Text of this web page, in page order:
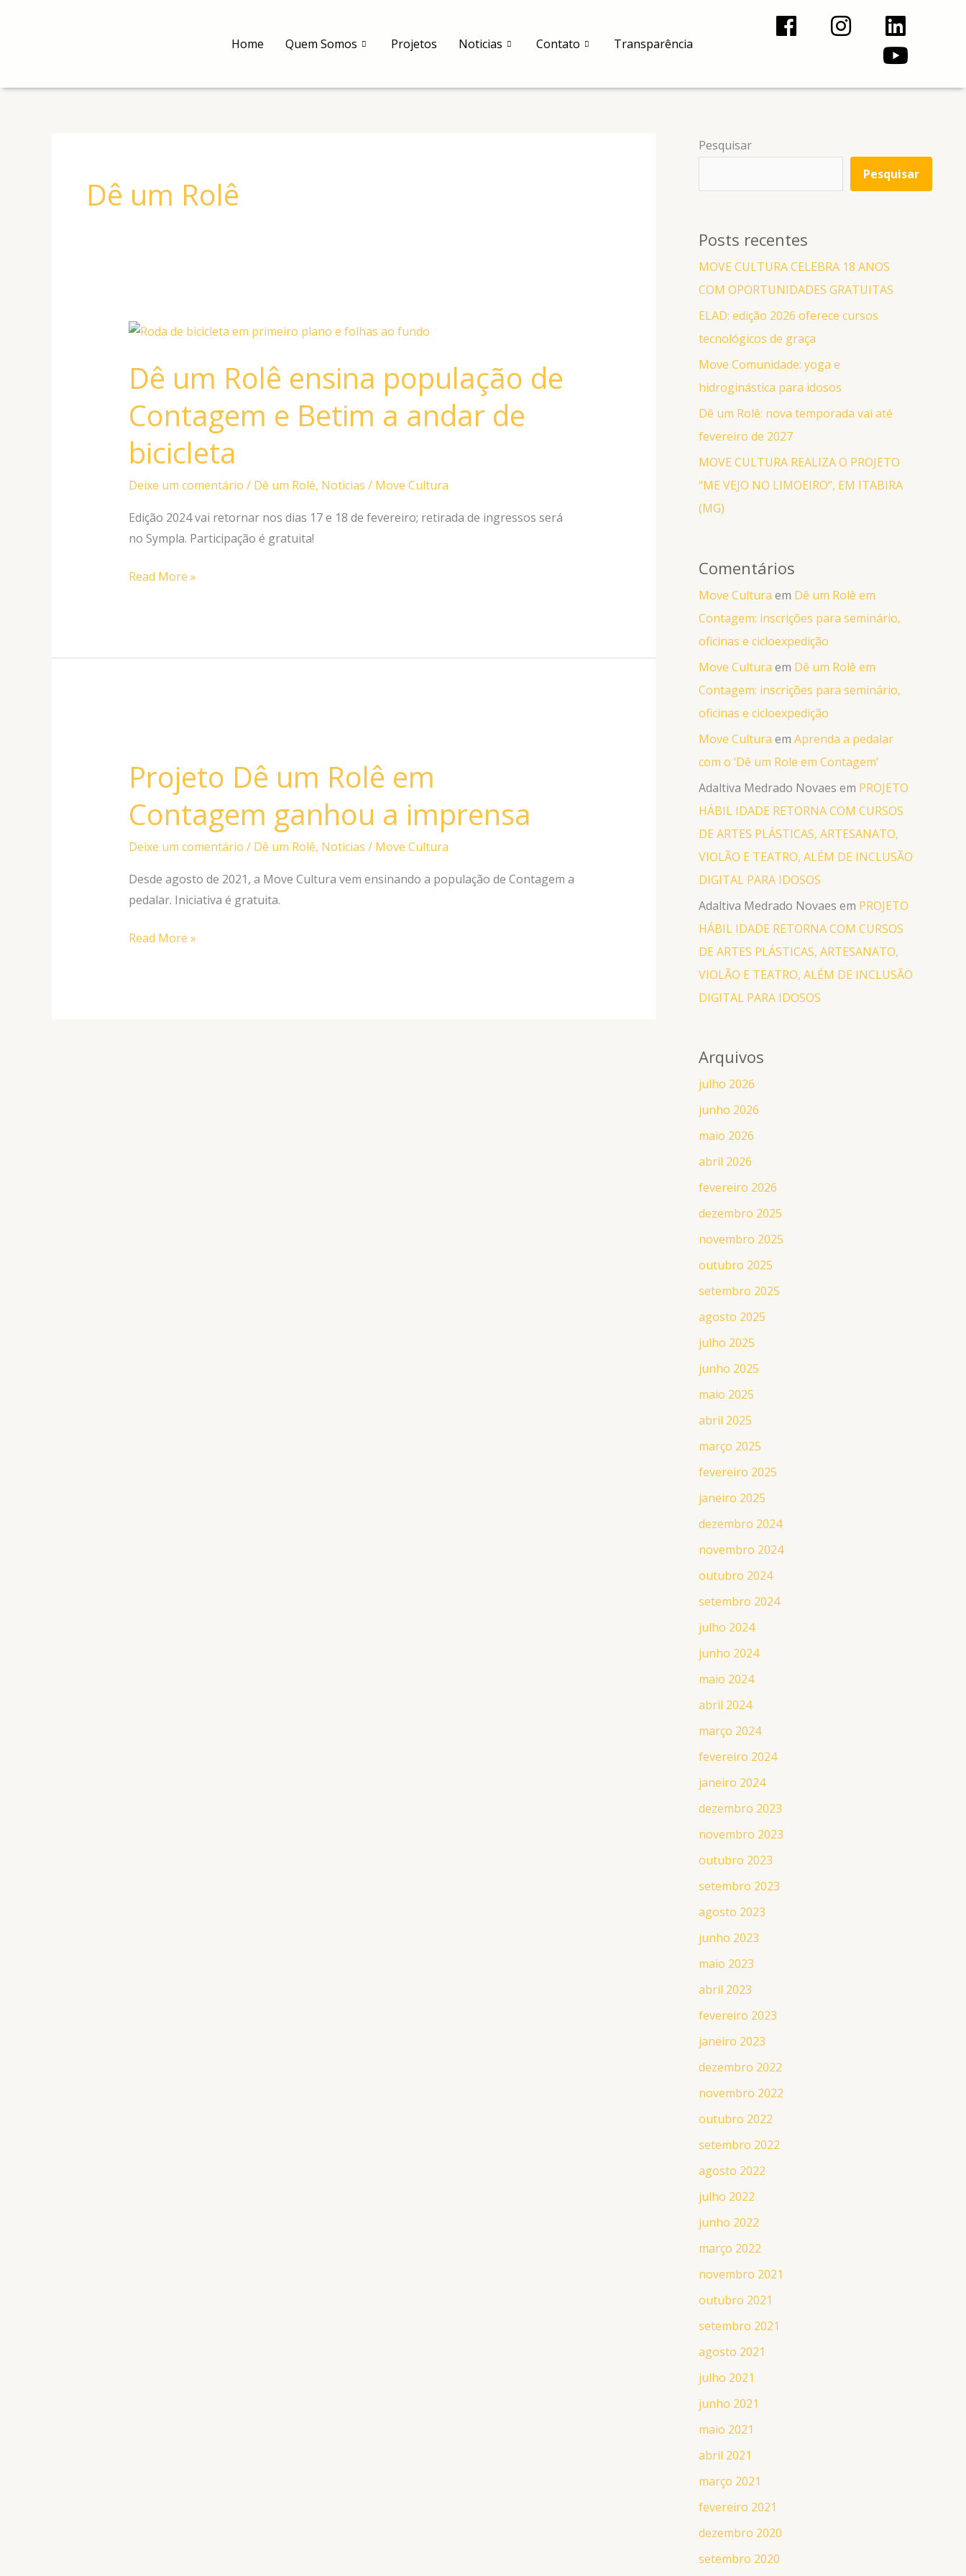
Home Quem Somos Projetos Noticias Contato Transparência
F
e
o
k
I
t
r
a
L
i
n
k
i
n
Y
o
u
t
e
Dê um Rolê
Dê um Rolê ensina população de
Contagem e Betim a andar de
bicicleta
Deixe um comentário / Dê um Rolê, Noticias / Move Cultura
Edição 2024 vai retornar nos dias 17 e 18 de fevereiro; retirada de ingressos será
no Sympla. Participação é gratuita!
Dê
Rolê
ensina
população
Contagem
a
andar
bicicleta
Read More »
Projeto Dê um Rolê em
Contagem ganhou a imprensa
Deixe um comentário / Dê um Rolê, Noticias / Move Cultura
Desde agosto de 2021, a Move Cultura vem ensinando a população de Contagem a
pedalar. Iniciativa é gratuita.
um
Rolê
em
ganhou
a
imprensa
Read More »
Pesquisar
Pesquisar
Posts recentes
MOVE CULTURA CELEBRA 18 ANOS
COM OPORTUNIDADES GRATUITAS
ELAD: edição 2026 oferece cursos
tecnológicos de graça
Move Comunidade: yoga e
hidroginástica para idosos
Dê um Rolê: nova temporada vai até
fevereiro de 2027
MOVE CULTURA REALIZA O PROJETO
“ME VEJO NO LIMOEIRO”, EM ITABIRA
(MG)
Comentários
Move Cultura em Dê um Rolê em
Contagem: inscrições para seminário,
oficinas e cicloexpedição
Move Cultura em Dê um Rolê em
Contagem: inscrições para seminário,
oficinas e cicloexpedição
Move Cultura em Aprenda a pedalar
com o ‘Dê um Role em Contagem’
Adaltiva Medrado Novaes em PROJETO
HÁBIL IDADE RETORNA COM CURSOS
DE ARTES PLÁSTICAS, ARTESANATO,
VIOLÃO E TEATRO, ALÉM DE INCLUSÃO
DIGITAL PARA IDOSOS
Adaltiva Medrado Novaes em PROJETO
HÁBIL IDADE RETORNA COM CURSOS
DE ARTES PLÁSTICAS, ARTESANATO,
VIOLÃO E TEATRO, ALÉM DE INCLUSÃO
DIGITAL PARA IDOSOS
Arquivos
julho 2026
junho 2026
maio 2026
abril 2026
fevereiro 2026
dezembro 2025
novembro 2025
outubro 2025
setembro 2025
agosto 2025
julho 2025
junho 2025
maio 2025
abril 2025
março 2025
fevereiro 2025
janeiro 2025
dezembro 2024
novembro 2024
outubro 2024
setembro 2024
julho 2024
junho 2024
maio 2024
abril 2024
março 2024
fevereiro 2024
janeiro 2024
dezembro 2023
novembro 2023
outubro 2023
setembro 2023
agosto 2023
junho 2023
maio 2023
abril 2023
fevereiro 2023
janeiro 2023
dezembro 2022
novembro 2022
outubro 2022
setembro 2022
agosto 2022
julho 2022
junho 2022
março 2022
novembro 2021
outubro 2021
setembro 2021
agosto 2021
julho 2021
junho 2021
maio 2021
abril 2021
março 2021
fevereiro 2021
dezembro 2020
setembro 2020